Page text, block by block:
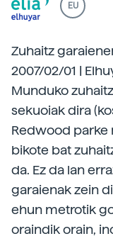
EU
Zuhaitz
2007/02/01 |
Munduko
sekuoiak dira
Redwood parke
bikote bat
da. Ez da lan
garaienak zein
ehun metrotik
oraindik orain,